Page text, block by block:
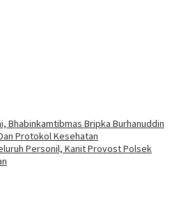
Bhabinkamtibmas Bripka Burhanuddin
Protokol Kesehatan
Personil, Kanit Provost Polsek